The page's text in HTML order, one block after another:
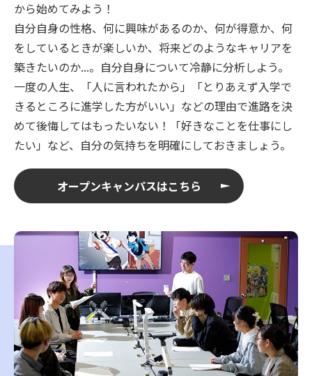
から始めてみよう！
自分自身の性格、何に興味があるのか、何が得意か、何
をしているときが楽しいか、将来どのようなキャリアを
築きたいのか...。自分自身について冷静に分析しよう。
一度の人生、「人に言われたから」「とりあえず入学で
きるところに進学した方がいい」などの理由で進路を決
めて後悔してはもったいない！「好きなことを仕事にし
たい」など、自分の気持ちを明確にしておきましょう。
オープンキャンパスはこちら